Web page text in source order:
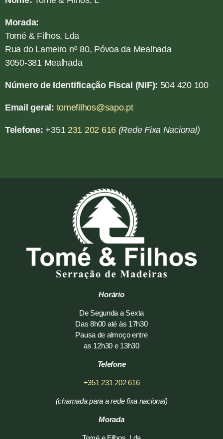
Morada:
Tomé & Filhos, Lda
Rua do Lameiro nº 80, Póvoa da Mealhada
3050-381 Mealhada
Número de Identificação Fiscal (NIF): 504 420 100
Email geral: tomefilhos@sapo.pt
Telefone:+351 231 202 616 (Rede Fixa Nacional)
Horário
De Segunda a Sexta
Das 8h00 até às 17h30
Pausa de almoço entre
as 12h30 e 13h30
Telefone
+351 231 202 616
(chamada para a rede fixa nacional)
Morada